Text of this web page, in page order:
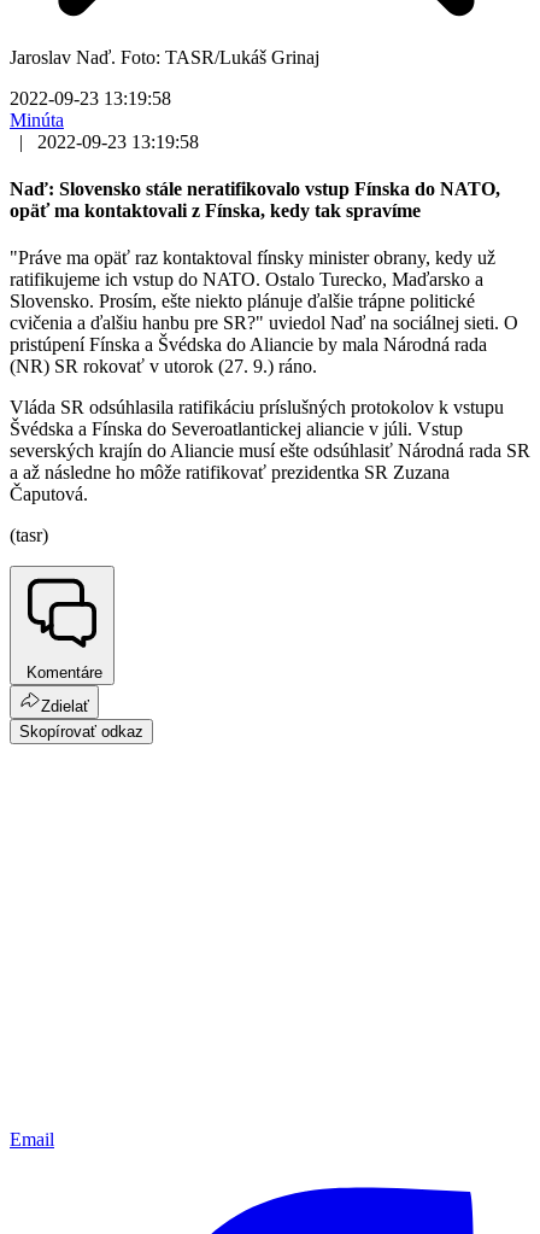
Jaroslav Naď. Foto: TASR/Lukáš Grinaj
2022-09-23 13:19:58
Minúta
|
2022-09-23 13:19:58
Naď: Slovensko stále neratifikovalo vstup Fínska do NATO,
opäť ma kontaktovali z Fínska, kedy tak spravíme
"Práve ma opäť raz kontaktoval fínsky minister obrany, kedy už
ratifikujeme ich vstup do NATO. Ostalo Turecko, Maďarsko a
Slovensko. Prosím, ešte niekto plánuje ďalšie trápne politické
cvičenia a ďalšiu hanbu pre SR?" uviedol Naď na sociálnej sieti. O
pristúpení Fínska a Švédska do Aliancie by mala Národná rada
(NR) SR rokovať v utorok (27. 9.) ráno.
Vláda SR odsúhlasila ratifikáciu príslušných protokolov k vstupu
Švédska a Fínska do Severoatlantickej aliancie v júli. Vstup
severských krajín do Aliancie musí ešte odsúhlasiť Národná rada SR
a až následne ho môže ratifikovať prezidentka SR Zuzana
Čaputová.
(tasr)
Komentáre
Zdielať
Skopírovať odkaz
Email